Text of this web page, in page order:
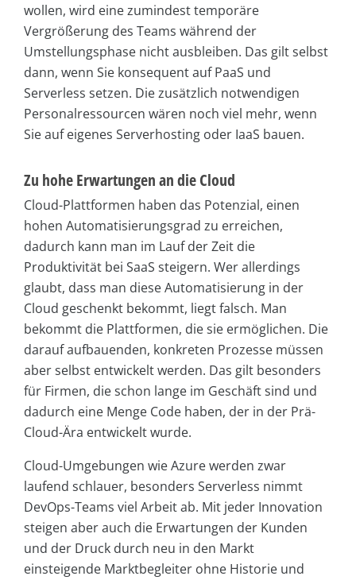
wollen, wird eine zumindest temporäre
Vergrößerung des Teams während der
Umstellungsphase nicht ausbleiben. Das gilt selbst
dann, wenn Sie konsequent auf PaaS und
Serverless setzen. Die zusätzlich notwendigen
Personalressourcen wären noch viel mehr, wenn
Sie auf eigenes Serverhosting oder IaaS bauen.
Zu hohe Erwartungen an die Cloud
Cloud-Plattformen haben das Potenzial, einen
hohen Automatisierungsgrad zu erreichen,
dadurch kann man im Lauf der Zeit die
Produktivität bei SaaS steigern. Wer allerdings
glaubt, dass man diese Automatisierung in der
Cloud geschenkt bekommt, liegt falsch. Man
bekommt die Plattformen, die sie ermöglichen. Die
darauf aufbauenden, konkreten Prozesse müssen
aber selbst entwickelt werden. Das gilt besonders
für Firmen, die schon lange im Geschäft sind und
dadurch eine Menge Code haben, der in der Prä-
Cloud-Ära entwickelt wurde.
Cloud-Umgebungen wie Azure werden zwar
laufend schlauer, besonders Serverless nimmt
DevOps-Teams viel Arbeit ab. Mit jeder Innovation
steigen aber auch die Erwartungen der Kunden
und der Druck durch neu in den Markt
einsteigende Marktbegleiter ohne Historie und